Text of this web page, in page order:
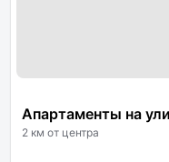
Апартаменты на
2 км от центра